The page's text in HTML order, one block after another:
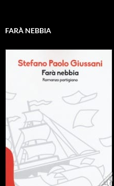
FARÀ NEBBIA